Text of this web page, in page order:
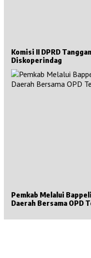
Komisi II DPRD
Diskoperindag
Pemkab Melalui
Daerah Bersama OPD